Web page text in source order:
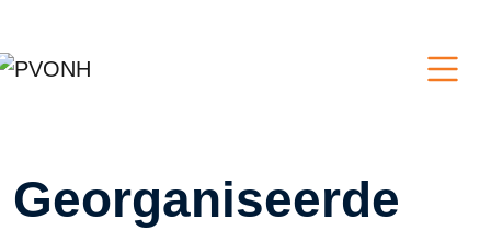
Georganiseerde